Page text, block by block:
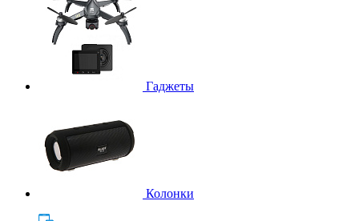
Гаджеты
Колонки